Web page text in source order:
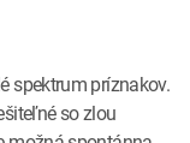
spektrum príznakov.
so zlou